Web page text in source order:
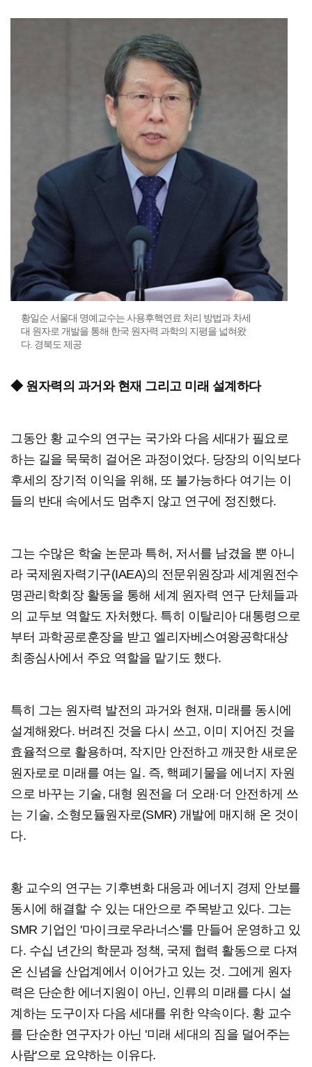
황일순 서울대 명예교수는 사용후핵연료 처리 방법과 차세
대 원자로 개발을 통해 한국 원자력 과학의 지평을 넓혀왔
다. 경북도 제공
◆ 원자력의 과거와 현재 그리고 미래 설계하다
그동안 황 교수의 연구는 국가와 다음 세대가 필요로
하는 길을 묵묵히 걸어온 과정이었다. 당장의 이익보다
후세의 장기적 이익을 위해, 또 불가능하다 여기는 이
들의 반대 속에서도 멈추지 않고 연구에 정진했다.
그는 수많은 학술 논문과 특허, 저서를 남겼을 뿐 아니
라 국제원자력기구(IAEA)의 전문위원장과 세계원전수
명관리학회장 활동을 통해 세계 원자력 연구 단체들과
의 교두보 역할도 자처했다. 특히 이탈리아 대통령으로
부터 과학공로훈장을 받고 엘리자베스여왕공학대상
최종심사에서 주요 역할을 맡기도 했다.
특히 그는 원자력 발전의 과거와 현재, 미래를 동시에
설계해왔다. 버려진 것을 다시 쓰고, 이미 지어진 것을
효율적으로 활용하며, 작지만 안전하고 깨끗한 새로운
원자로로 미래를 여는 일. 즉, 핵폐기물을 에너지 자원
으로 바꾸는 기술, 대형 원전을 더 오래·더 안전하게 쓰
는 기술, 소형모듈원자로(SMR) 개발에 매지해 온 것이
다.
황 교수의 연구는 기후변화 대응과 에너지 경제 안보를
동시에 해결할 수 있는 대안으로 주목받고 있다. 그는
SMR 기업인 '마이크로우라너스'를 만들어 운영하고 있
다. 수십 년간의 학문과 정책, 국제 협력 활동으로 다져
온 신념을 산업계에서 이어가고 있는 것. 그에게 원자
력은 단순한 에너지원이 아닌, 인류의 미래를 다시 설
계하는 도구이자 다음 세대를 위한 약속이다. 황 교수
를 단순한 연구자가 아닌 '미래 세대의 짐을 덜어주는
사람'으로 요약하는 이유다.